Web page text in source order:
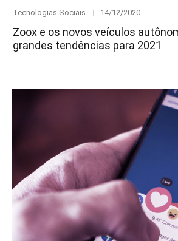
Category
Tecnologias Sociais
Posted
14/12/2020
Zoox e os novos veículos
grandes tendências para 2021